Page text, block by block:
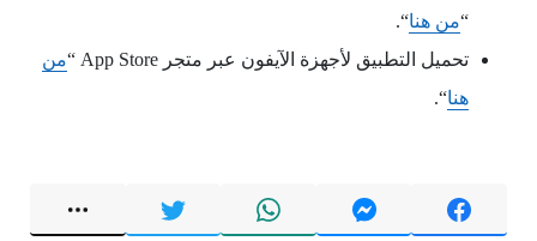
“من هنا“.
تحميل التطبيق لأجهزة الآيفون عبر متجر App Store “
من
هنا“.